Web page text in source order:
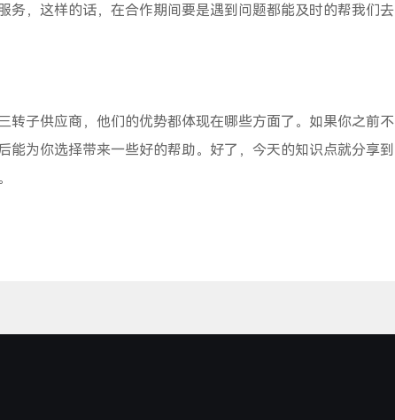
务，这样的话，在合作期间要是遇到问题都能及时的帮我们去
转子供应商，他们的优势都体现在哪些方面了。如果你之前不
能为你选择带来一些好的帮助。好了，今天的知识点就分享到